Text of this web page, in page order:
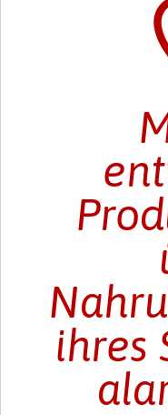
ihres